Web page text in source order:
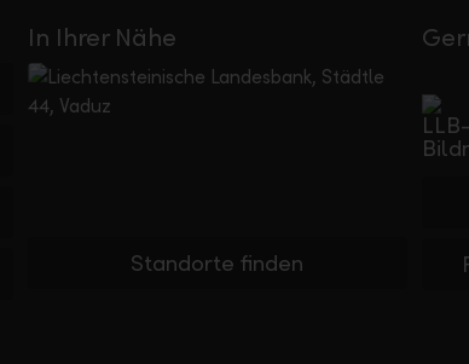
In Ihrer Nähe
Standorte finden